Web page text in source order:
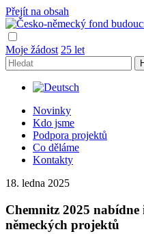
Přejít na obsah
Hlavní
navigace
Moje žádost 25 let
Hledat
Novinky
Kdo jsme
Podpora projektů
Co děláme
Kontakty
18. ledna 2025
Chemnitz 2025
německých projektů